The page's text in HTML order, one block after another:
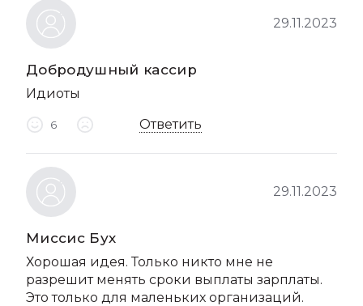
Добродушный кассир
29.11.2023
Идиоты
6 Ответить
Миссис Бух
29.11.2023
Хорошая идея. Только никто мне не
разрешит менять сроки выплаты зарплаты.
Это только для маленьких организаций.